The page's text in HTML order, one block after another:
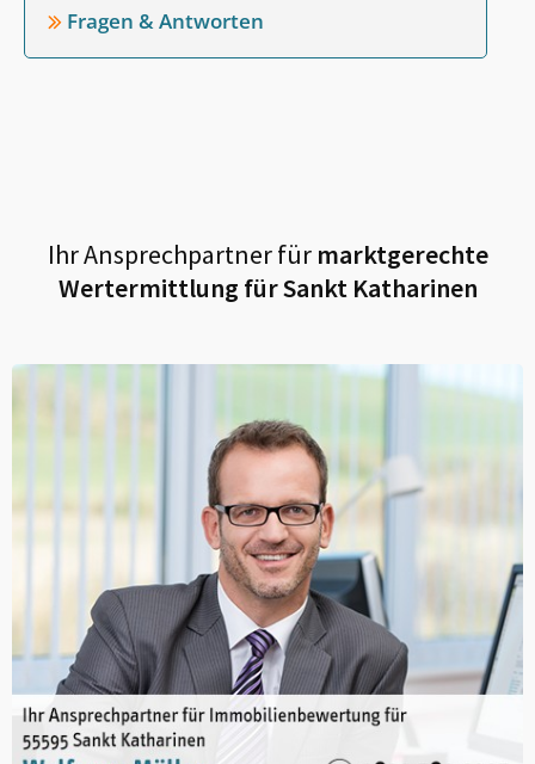
Fragen & Antworten
Ihr Ansprechpartner fürmarktgerechte
Wertermittlung fürSankt Katharinen